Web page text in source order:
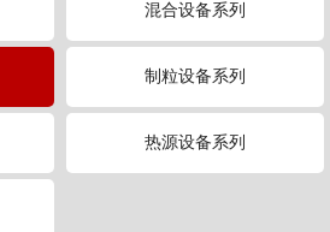
混合设备系列
制粒设备系列
热源设备系列